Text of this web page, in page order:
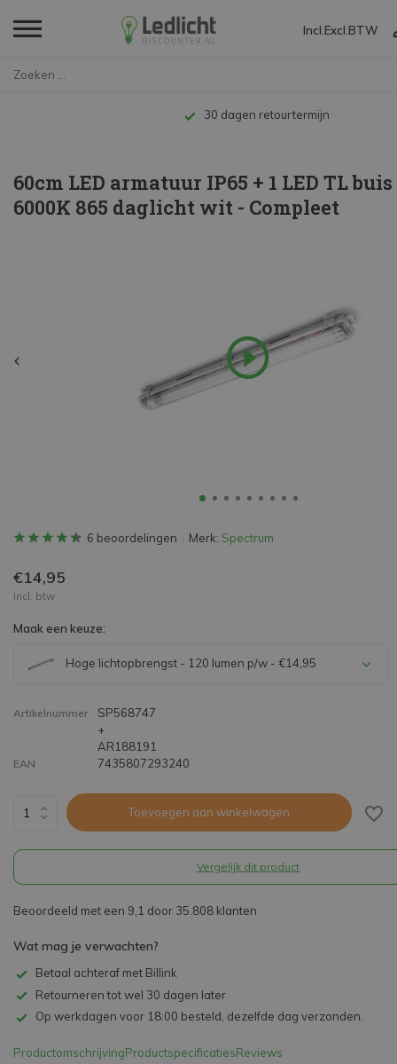
Incl. Excl. BTW
Tot 10 jaar garantie
60cm LED armatuur IP65 + 1 LED TL buis
6000K 865 daglicht wit - Compleet
6 beoordelingen Merk: Spectrum
€14,95
Incl. btw
Maak een keuze:
Hoge lichtopbrengst - 120 lumen p/w - €14,95
Artikelnummer
SP568747
+
AR188191
EAN 7435807293240
Toevoegen aan winkelwagen
Vergelijk dit product
Beoordeeld met een 9,1 door 35.808 klanten
Wat mag je verwachten?
Betaal achteraf met Billink
Retourneren tot wel 30 dagen later
Op werkdagen voor 18:00 besteld, dezelfde dag verzonden.
ProductomschrijvingProductspecificatiesReviews